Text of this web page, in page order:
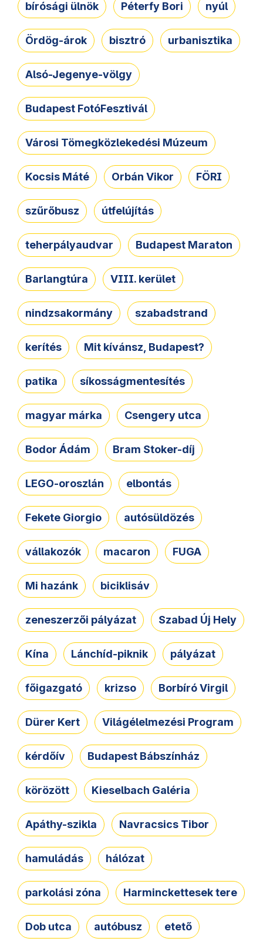
bírósági ülnök Péterfy Bori nyúl
Ördög-árok bisztró urbanisztika
Alsó-Jegenye-völgy
Budapest FotóFesztivál
Városi Tömegközlekedési Múzeum
Kocsis Máté Orbán Vikor FÖRI
szűrőbusz útfelújítás
teherpályaudvar Budapest Maraton
Barlangtúra VIII. kerület
nindzsakormány szabadstrand
kerítés Mit kívánsz, Budapest?
patika síkosságmentesítés
magyar márka Csengery utca
Bodor Ádám Bram Stoker-díj
LEGO-oroszlán elbontás
Fekete Giorgio autósüldözés
vállakozók macaron FUGA
Mi hazánk biciklisáv
zeneszerzői pályázat Szabad Új Hely
Kína Lánchíd-piknik pályázat
főigazgató krizso Borbíró Virgil
Dürer Kert Világélelmezési Program
kérdőív Budapest Bábszínház
körözött Kieselbach Galéria
Apáthy-szikla Navracsics Tibor
hamuládás hálózat
parkolási zóna Harminckettesek tere
Dob utca autóbusz etető